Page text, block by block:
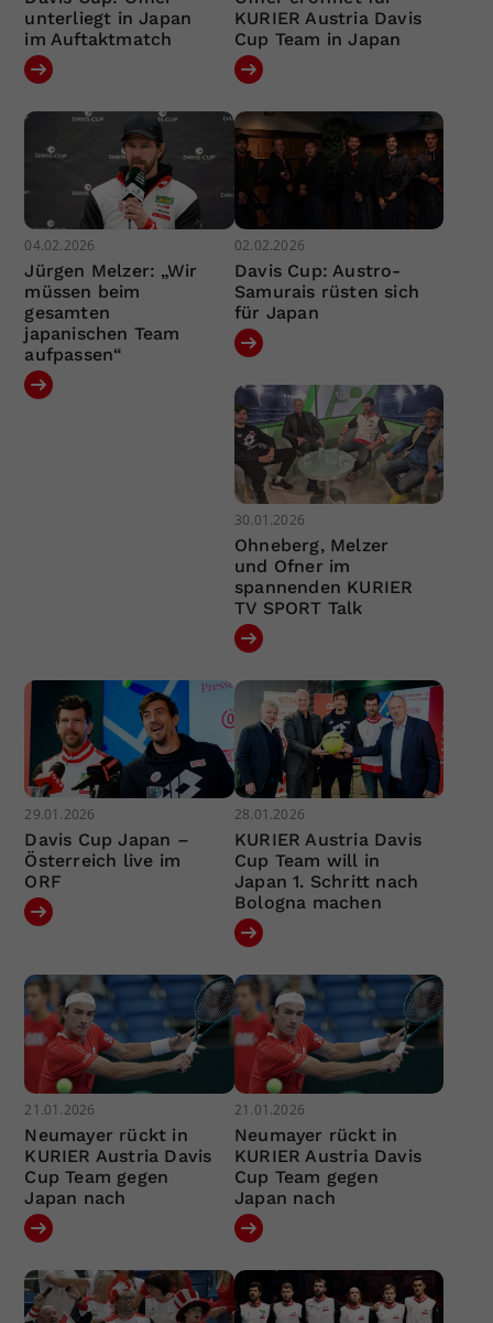
unterliegt in Japan
im Auftaktmatch
KURIER Austria Davis
Cup Team in Japan
04.02.2026
Jürgen Melzer: „Wir
müssen beim
gesamten
japanischen Team
aufpassen“
02.02.2026
Davis Cup: Austro-
Samurais rüsten sich
für Japan
30.01.2026
Ohneberg, Melzer
und Ofner im
spannenden KURIER
TV SPORT Talk
29.01.2026
Davis Cup Japan –
Österreich live im
ORF
28.01.2026
KURIER Austria Davis
Cup Team will in
Japan 1. Schritt nach
Bologna machen
21.01.2026
Neumayer rückt in
KURIER Austria Davis
Cup Team gegen
Japan nach
21.01.2026
Neumayer rückt in
KURIER Austria Davis
Cup Team gegen
Japan nach